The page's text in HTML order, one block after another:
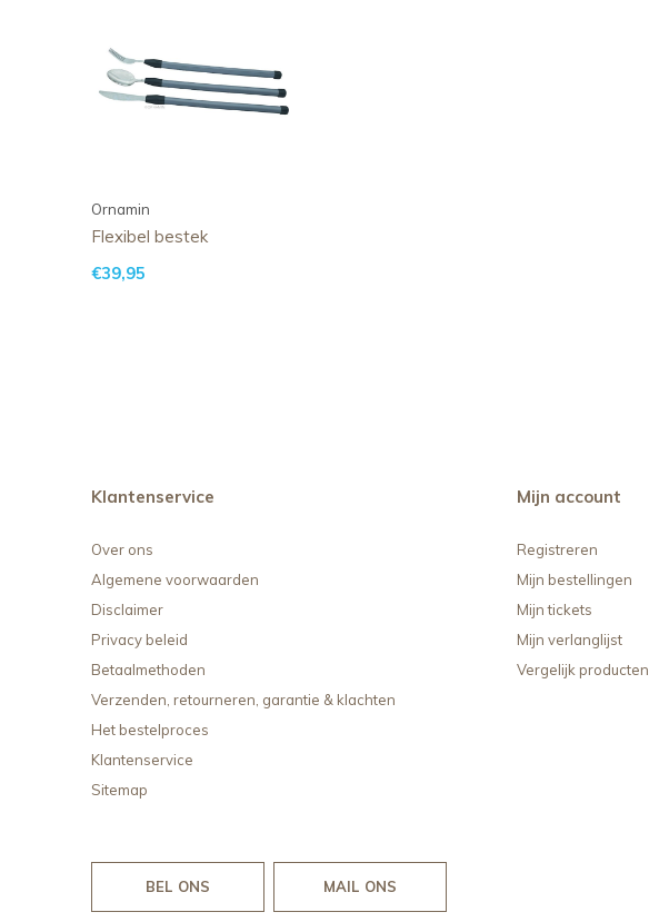
Ornamin
Flexibel bestek
€39,95
Klantenservice
Over ons
Algemene voorwaarden
Disclaimer
Privacy beleid
Betaalmethoden
Verzenden, retourneren, garantie & klachten
Het bestelproces
Klantenservice
Sitemap
Mijn account
Registreren
Mijn bestellingen
Mijn tickets
Mijn verlanglijst
Vergelijk producten
BEL ONS MAIL ONS